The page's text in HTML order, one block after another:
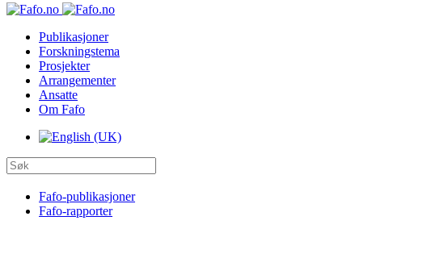
Publikasjoner
Forskningstema
Prosjekter
Arrangementer
Ansatte
Om Fafo
Fafo-publikasjoner
Fafo-rapporter